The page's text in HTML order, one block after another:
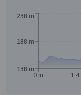
0 m 1.4
138 m
188 m
238 m